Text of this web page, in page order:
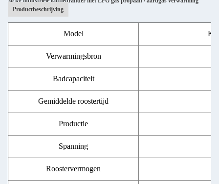
Productbeschrijving
Model
Verwarmingsbron
Badcapaciteit
Gemiddelde roostertijd
Productie
Spanning
Roostervermogen